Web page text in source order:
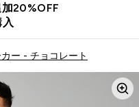
20%OFF
ー - チョコレート